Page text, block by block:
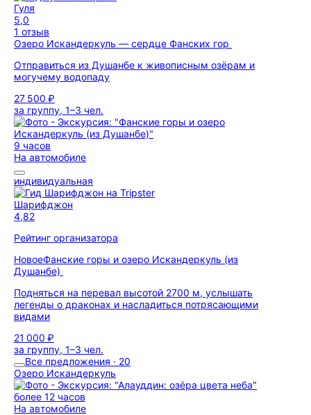
Гуля
5,0
1 отзыв
Озеро Искандеркуль — сердце Фанских гор
Отправиться из Душанбе к живописным озёрам и
могучему водопаду
27 500 ₽
за группу, 1–3 чел.
9 часов
На автомобиле
индивидуальная
Шарифджон
4,82
Рейтинг организатора
НовоеФанские горы и озеро Искандеркуль (из
Душанбе)
Подняться на перевал высотой 2700 м, услышать
легенды о драконах и насладиться потрясающими
видами
21 000 ₽
за группу, 1–3 чел.
Все предложения · 20
Озеро Искандеркуль
более 12 часов
На автомобиле